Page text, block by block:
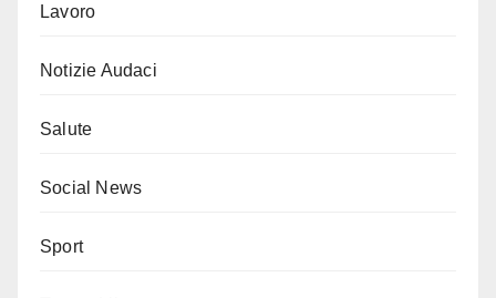
Lavoro
Notizie Audaci
Salute
Social News
Sport